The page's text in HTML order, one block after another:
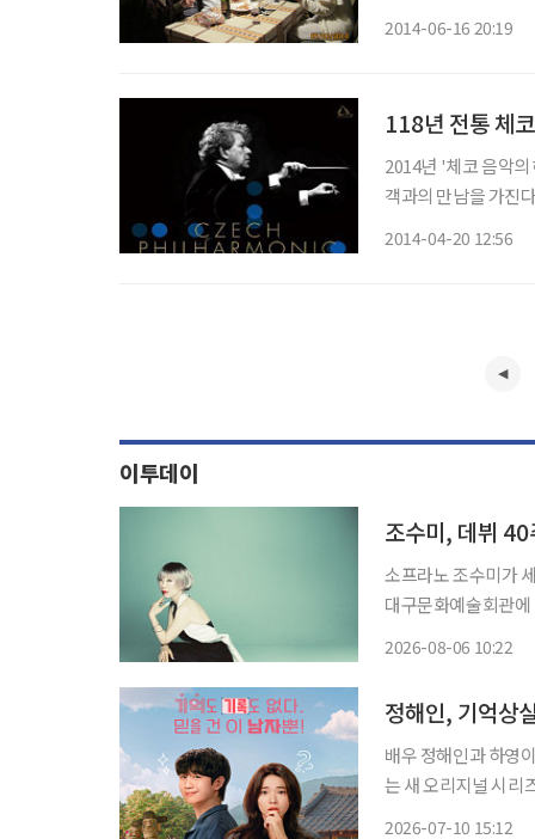
2014-06-16 20:19
118년 전통 체
2014년 '체코 음악
객과의 만남을 가진다. 체코필은 지난 1991년, 2001년에 한국을 찾아 체코 음악의 진
2014-04-20 12:56
이투데이
조수미, 데뷔
소프라노 조수미가
대구문화예술회관
2026-08-06 10:22
정해인, 기억상
배우 정해인과 하영이
는 새 오리지널 시리
2026-07-10 15:12